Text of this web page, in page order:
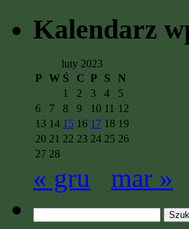
Kalendarz
luty 2023
P W Ś C P S
N
1
2 3 4
5
6
7 8 9 10 11 12
13 14 15 16 17 18 19
20 21 22 23 24 25 26
27 28
« gru mar »